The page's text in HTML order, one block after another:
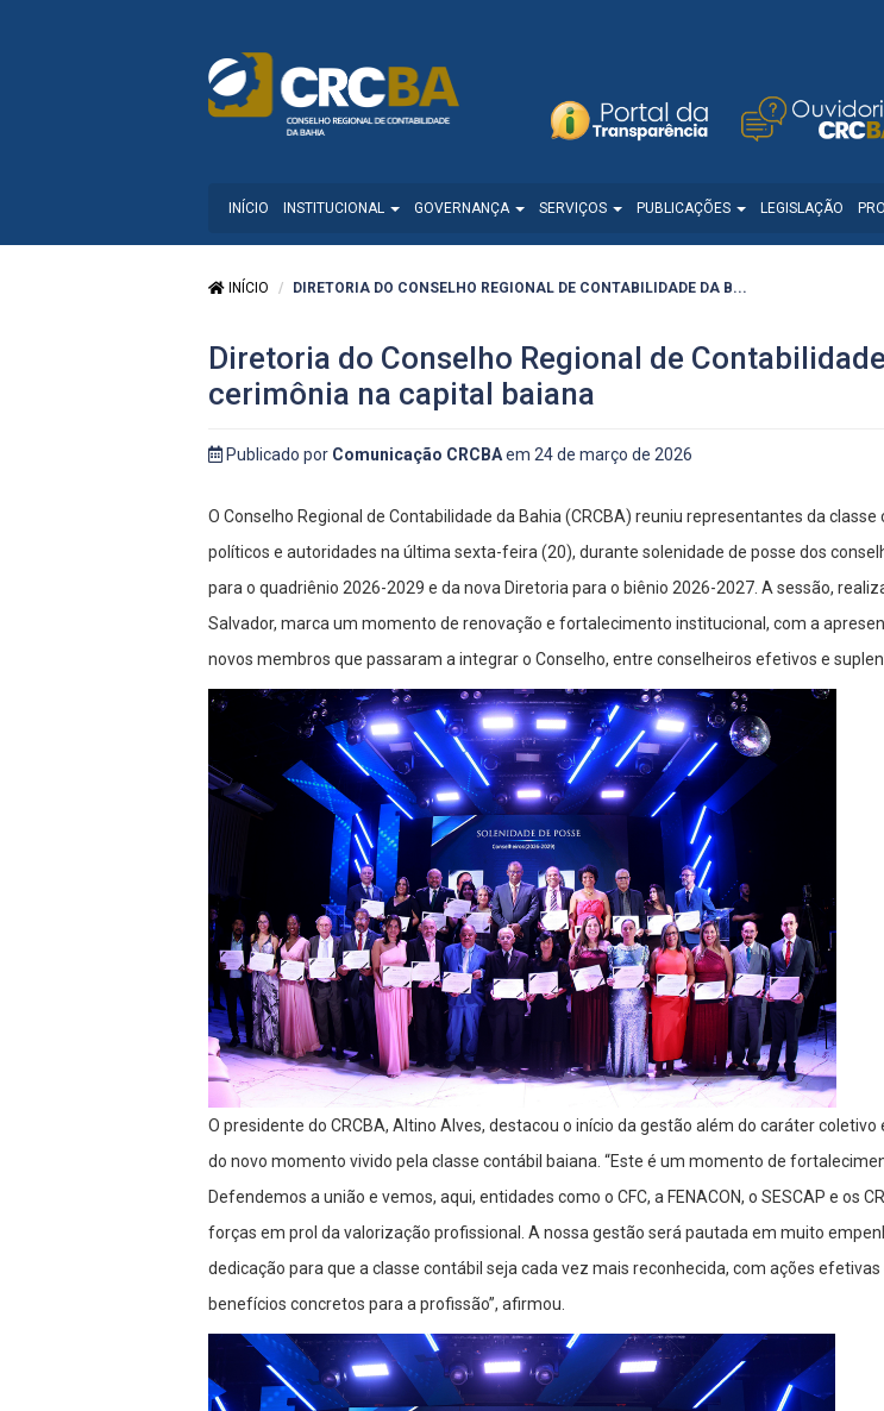
INÍCIO INSTITUCIONAL GOVERNANÇA SERVIÇOS PUBLICAÇÕES LEGISLAÇÃO
INÍCIO DIRETORIA DO CONSELHO REGIONAL DE CONTABILIDADE DA B...
Diretoria do Conselho Regional de
cerimônia na capital baiana
Publicado por Comunicação CRCBAem 24 de março de 2026
O Conselho Regional de Contabilidade da Bahia (CRCBA) reuniu representantes da classe
políticos e autoridades na última sexta-feira (20), durante solenidade de posse dos
para o quadriênio 2026-2029 e da nova Diretoria para o biênio 2026-2027. A sessão,
Salvador, marca um momento de renovação e fortalecimento institucional, com a
novos membros que passaram a integrar o Conselho, entre conselheiros efetivos e
O presidente do CRCBA, Altino Alves, destacou o início da gestão além do caráter coletivo
do novo momento vivido pela classe contábil baiana. “Este é um momento de
Defendemos a união e vemos, aqui, entidades como o CFC, a FENACON, o SESCAP e os
forças em prol da valorização profissional. A nossa gestão será pautada em muito
dedicação para que a classe contábil seja cada vez mais reconhecida, com ações
benefícios concretos para a profissão”, afirmou.